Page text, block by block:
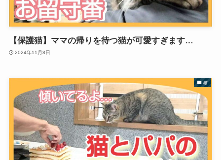
【保護猫】ママの帰りを待つ猫が可愛すぎます…
2024年11月8日
猫